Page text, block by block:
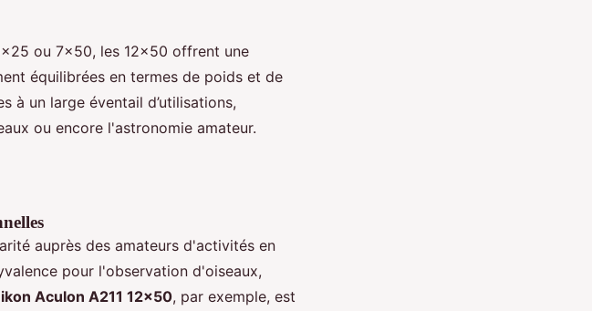
ou 7x50, les 12x50 offrent une
équilibrées en termes de poids et de
à un large éventail d’utilisations,
ou encore l'astronomie amateur.
auprès des amateurs d'activités en
pour l'observation d'oiseaux,
Aculon A211 12x50, par exemple, est